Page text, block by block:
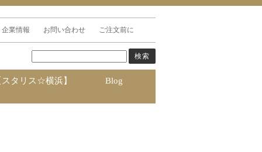
企業情報 お問い合わせ ご注文前に
タリス☆横浜】 Blog